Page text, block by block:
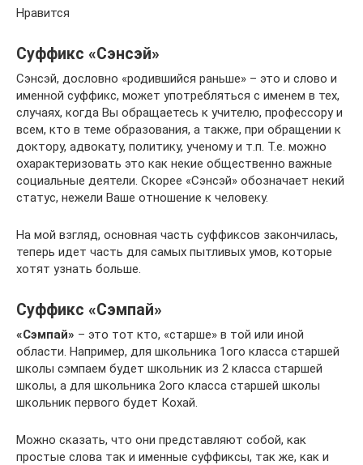
Нравится
Суффикс «Сэнсэй»
Сэнсэй, дословно «родившийся раньше» – это и слово и
именной суффикс, может употребляться с именем в тех,
случаях, когда Вы обращаетесь к учителю, профессору и
всем, кто в теме образования, а также, при обращении к
доктору, адвокату, политику, ученому и т.п. Т.е. можно
охарактеризовать это как некие общественно важные
социальные деятели. Скорее «Сэнсэй» обозначает некий
статус, нежели Ваше отношение к человеку.
На мой взгляд, основная часть суффиксов закончилась,
теперь идет часть для самых пытливых умов, которые
хотят узнать больше.
Суффикс «Сэмпай»
«Сэмпай» – это тот кто, «старше» в той или иной
области. Например, для школьника 1ого класса старшей
школы сэмпаем будет школьник из 2 класса старшей
школы, а для школьника 2ого класса старшей школы
школьник первого будет Кохай.
Можно сказать, что они представляют собой, как
простые слова так и именные суффиксы, так же, как и